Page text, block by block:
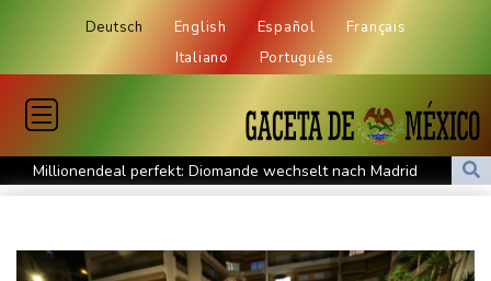
Deutsch English Español
Français
Italiano
Português
Millionendeal perfekt: Diomande wechselt nach Madrid
US-Republikaner wollen früheren Corona-Berater Fauci vor
Forlán wird Nationaltrainer in Uruguay